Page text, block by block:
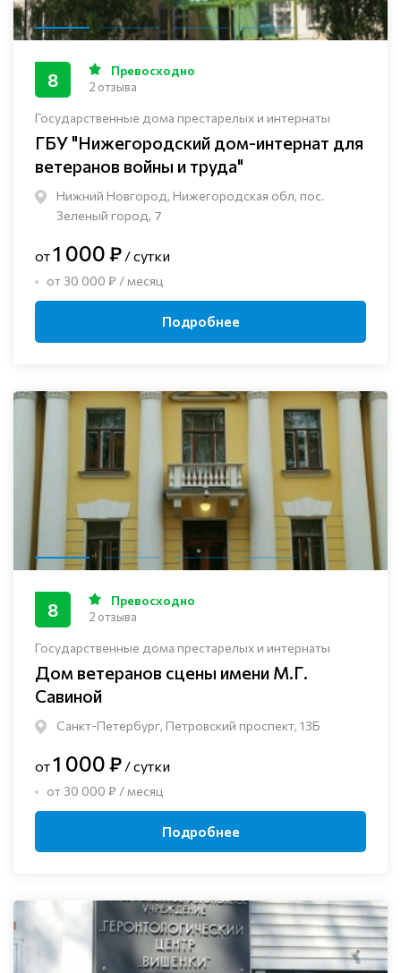
Государственные дома престарелых и интернаты
ГБУ "Нижегородский дом-интернат для
ветеранов войны и труда"
Нижний Новгород, Нижегородская обл, пос.
Зеленый город, 7
8 Превосходно
2 отзыва
от1 000 ₽ / сутки
от 30 000 ₽ / месяц
Подробнее
Государственные дома престарелых и интернаты
Дом ветеранов сцены имени М.Г.
Савиной
Санкт-Петербург, Петровский проспект, 13Б
8 Превосходно
2 отзыва
от1 000 ₽ / сутки
от 30 000 ₽ / месяц
Подробнее